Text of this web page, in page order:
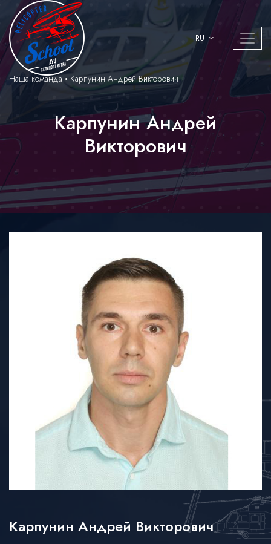
RU
Наша команда Карпунин Андрей Викторович
Карпунин Андрей
Викторович
Карпунин Андрей Викторович